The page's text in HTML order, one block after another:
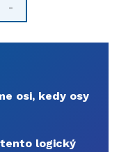
-
osi, kedy osy
tento logický